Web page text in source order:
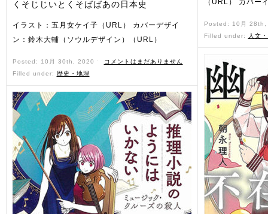
くそじじいとくそばばあの日本史
イラスト：五月女ケイ子（URL） カバーデザイ
ン：鈴木大輔（ソウルデザイン）（URL）
Posted: 10月 30th, 2020 ˑ
コメントはまだありません
Filled under:
歴史・地理
（URL） カバー
Posted: 10月
Filled under:
人文